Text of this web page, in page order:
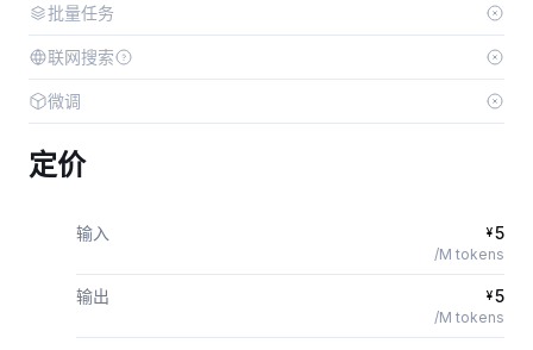
批量任务
联网搜索
微调
定价
输入 ¥5
/M tokens
输出 ¥5
/M tokens